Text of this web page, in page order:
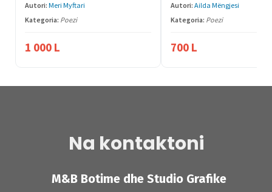
Autori: Meri Myftari
Kategoria: Poezi
1 000 L
Autori: Ailda Mëngjesi
Kategoria: Poezi
700 L
Na kontaktoni
M&B Botime dhe Studio Grafike